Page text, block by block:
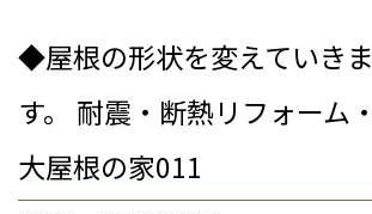
◆屋根の形状を変えていきま
す。 耐震・断熱リフォーム・
大屋根の家011